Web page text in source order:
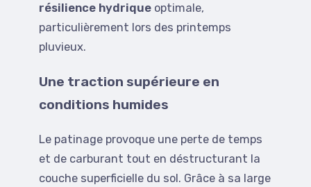
résilience hydrique optimale,
particulièrement lors des printemps
pluvieux.
Une traction supérieure en
conditions humides
Le patinage provoque une perte de temps
et de carburant tout en déstructurant la
couche superficielle du sol. Grâce à sa large